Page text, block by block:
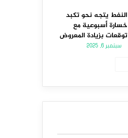
النفط يتجه نحو تكبد
خسارة أسبوعية مع
توقعات بزيادة المعروض
سبتمبر 6, 2025